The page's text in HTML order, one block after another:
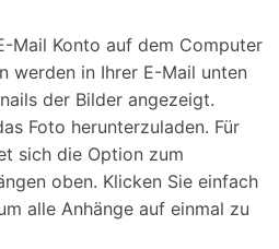
Mail Konto auf dem Computer
werden in Ihrer E-Mail unten
der Bilder angezeigt.
Foto herunterzuladen. Für
sich die Option zum
oben. Klicken Sie einfach
alle Anhänge auf einmal zu